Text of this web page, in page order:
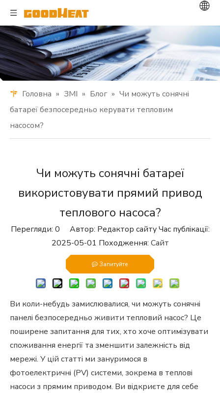
Головна » ЗМІ » Блог » Чи можуть сонячні
батареї безпосередньо керувати тепловим
насосом?
Чи можуть сонячні батареї
використовувати прямий привод
теплового насоса?
Перегляди: 0 Автор: Редактор сайту Час публікації:
2025-05-01 Походження: Сайт
Запитуйте
Ви коли-небудь замислювалися, чи можуть сонячні
панелі безпосередньо живити тепловий насос? Це
поширене запитання для тих, хто хоче оптимізувати
споживання енергії та зменшити залежність від
мережі. У цій статті ми зануримося в
фотоелектричні (PV) системи, зокрема в теплові
насоси з прямим приводом. Ви відкриєте для себе